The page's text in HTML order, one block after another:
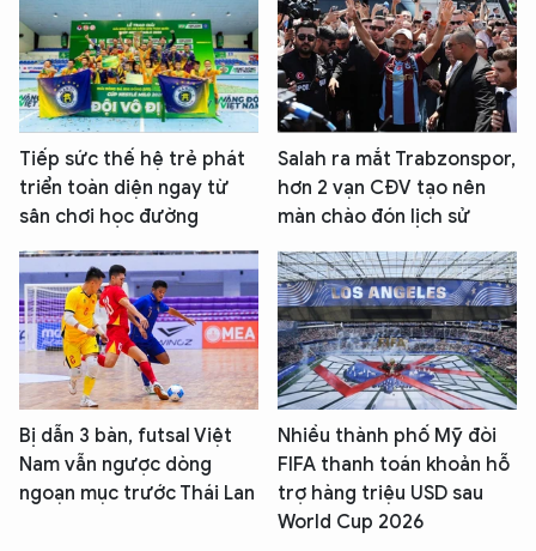
Tiếp sức thế hệ trẻ phát
triển toàn diện ngay từ
sân chơi học đường
Salah ra mắt Trabzonspor,
hơn 2 vạn CĐV tạo nên
màn chào đón lịch sử
Bị dẫn 3 bàn, futsal Việt
Nam vẫn ngược dòng
ngoạn mục trước Thái Lan
Nhiều thành phố Mỹ đòi
FIFA thanh toán khoản hỗ
trợ hàng triệu USD sau
World Cup 2026